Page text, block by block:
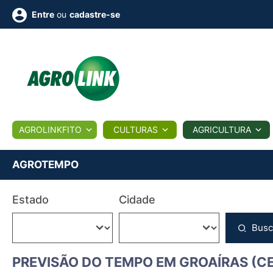
BIOLÓGICOS COTAÇÕES NOTÍCIAS
Conversor Colunistas Eventos
Vídeos
Entre ou cadastre-se
AGROLINKFITO CULTURAS AGRICULTURA
AGROTEMPO
Estado Cidade
PREVISÃO DO TEMPO EM GROAÍRAS